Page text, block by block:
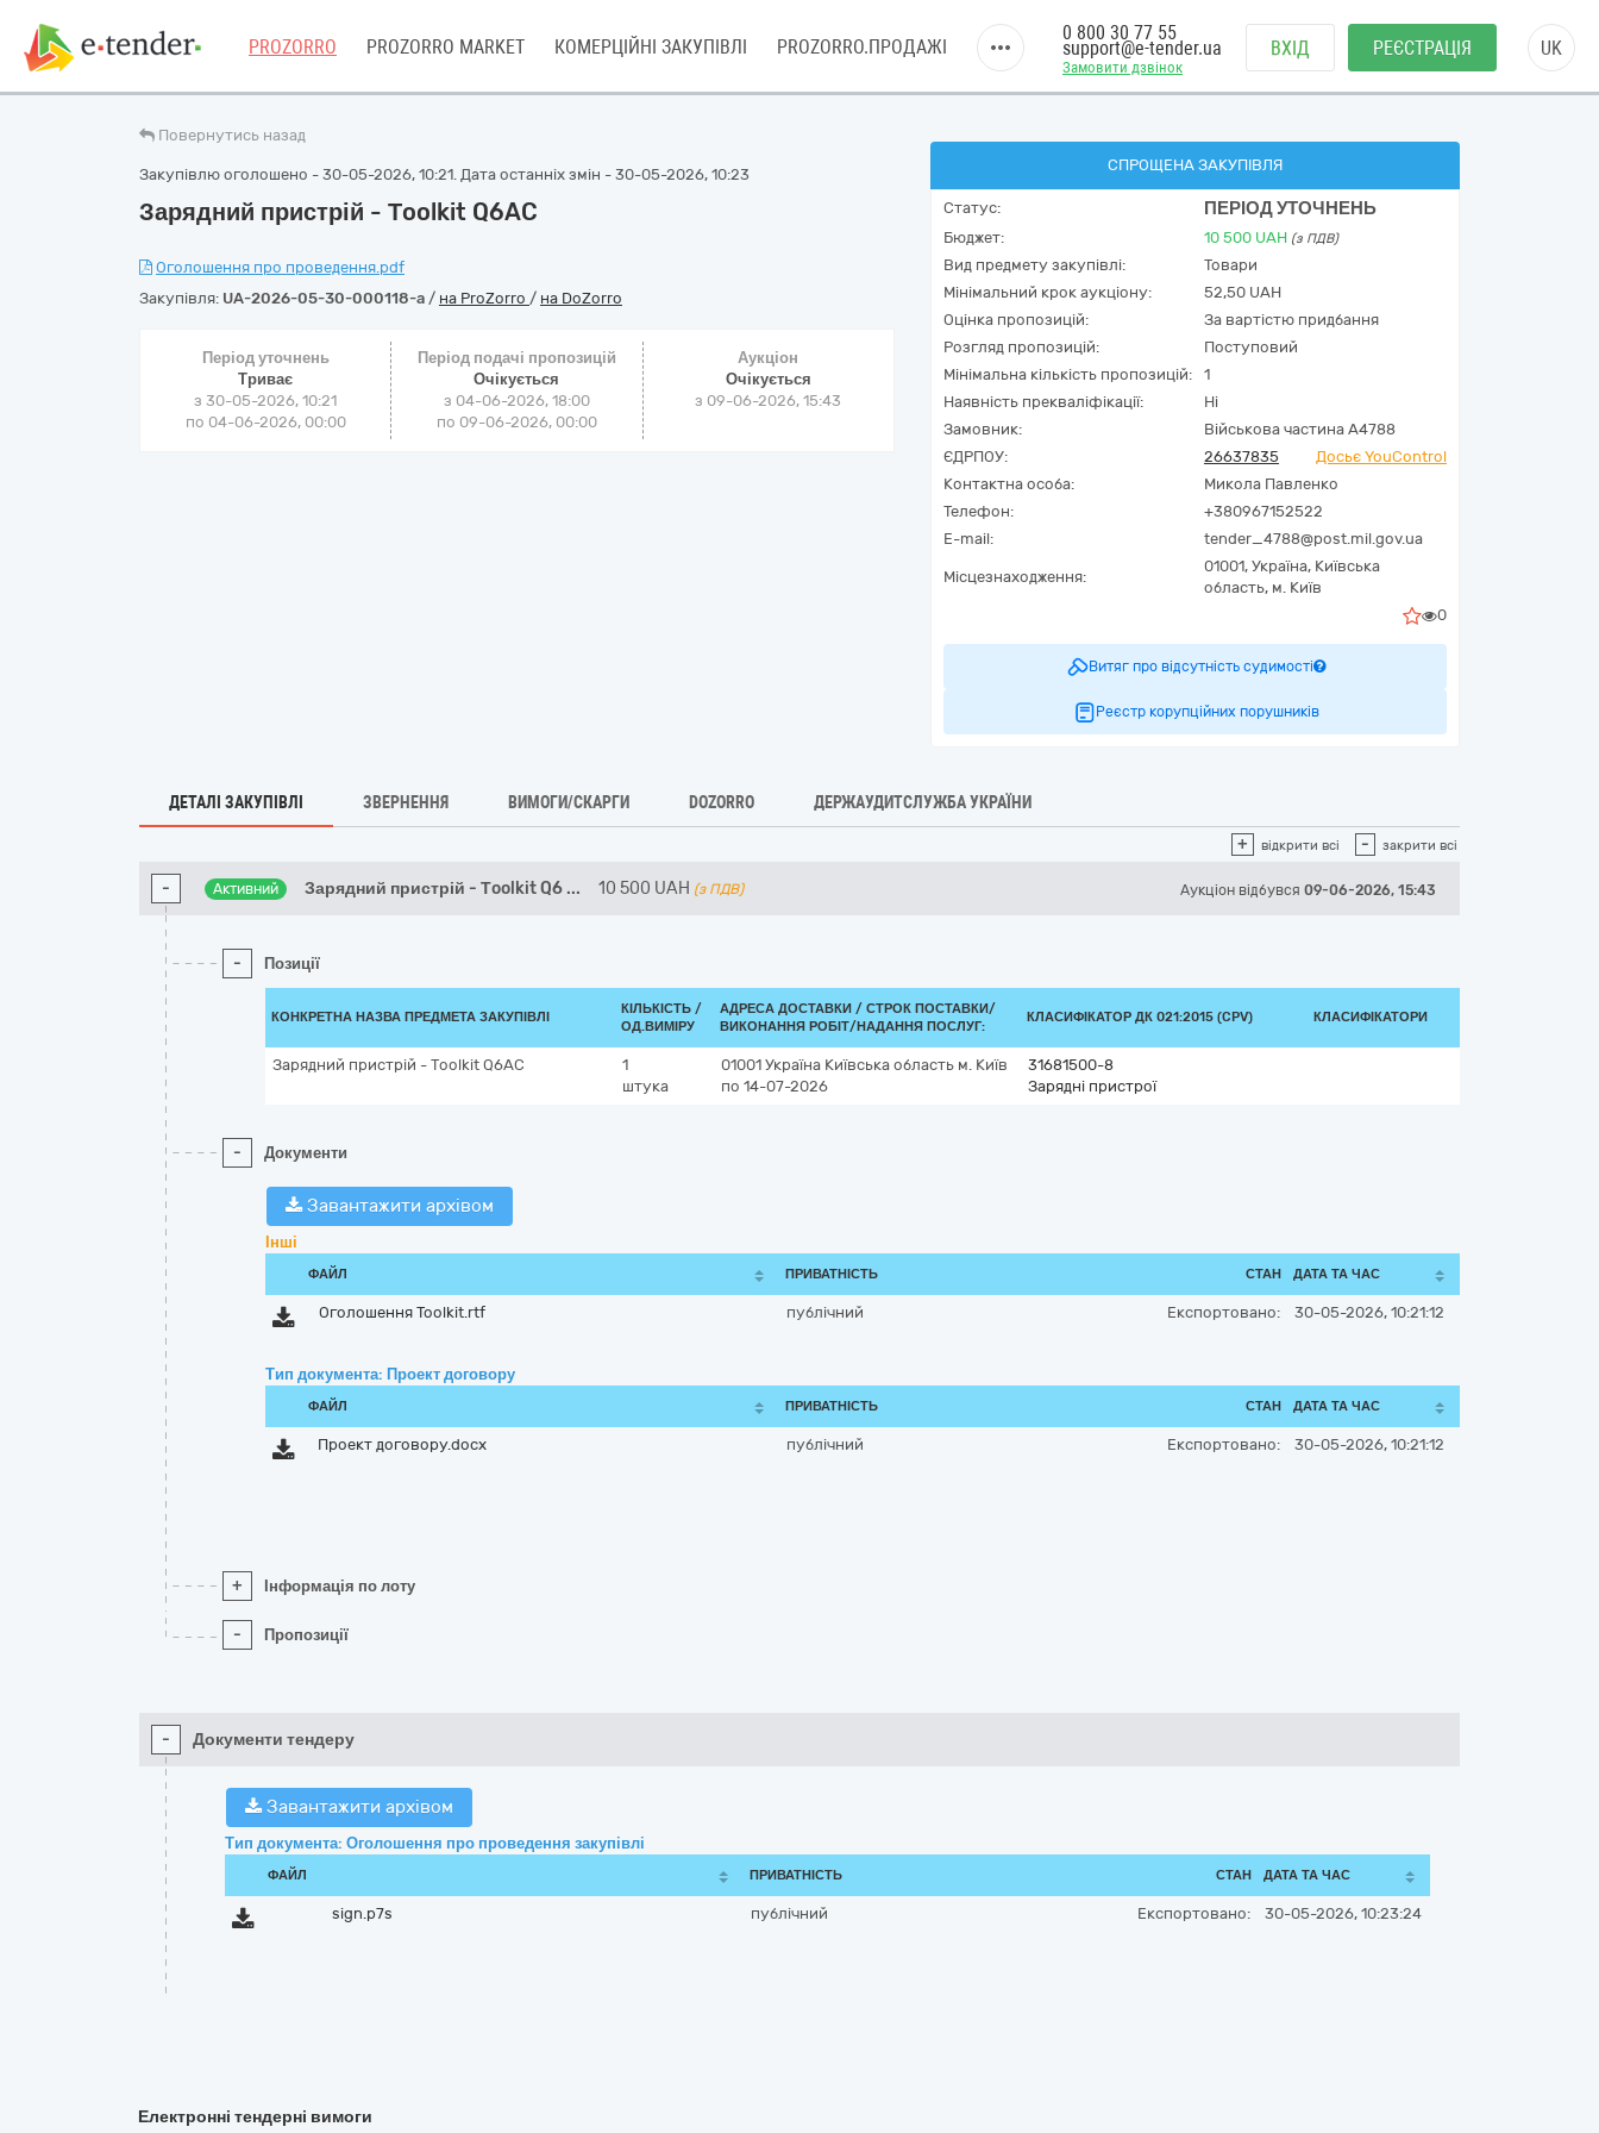
PROZORRO PROZORRO MARKET КОМЕРЦІЙНІ ЗАКУПІВЛІ PROZORRO.ПРОДАЖІ
Замовити дзвінок
0 800 30 77 55
support@e-tender.ua ВХІД РЕЄСТРАЦІЯ UK
Повернутись назад
Закупівлю оголошено - 30-05-2026, 10:21. Дата останніх змін - 30-05-2026, 10:23
Зарядний пристрій - Тoolkit Q6AC
Оголошення про проведення.pdf
Закупівля: UA-2026-05-30-000118-a / на ProZorro / на DoZorro
Період уточнень
Триває
з 30-05-2026, 10:21
по 04-06-2026, 00:00
Період подачі пропозицій
Очікується
з 04-06-2026, 18:00
по 09-06-2026, 00:00
Аукціон
Очікується
з 09-06-2026, 15:43
СПРОЩЕНА ЗАКУПІВЛЯ
Статус: ПЕРІОД УТОЧНЕНЬ
Бюджет: 10 500 UAH (з ПДВ)
Вид предмету закупівлі:
Товари
Мінімальний крок аукціону:
52,50 UAH
Оцінка пропозицій:
За вартістю придбання
Розгляд пропозицій:
Поступовий
Мінімальна кількість пропозицій:
1
Наявність прекваліфікації:
Ні
Замовник:
Військова частина А4788
ЄДРПОУ:
26637835
Досьє YouControl
Контактна особа:
Микола Павленко
Телефон:
+380967152522
E-mail:
tender_4788@post.mil.gov.ua
Місцезнаходження:
01001, Україна, Київська
область, м. Київ
0
Витяг про відсутність судимості
Реєстр корупційних порушників
ДЕТАЛІ ЗАКУПІВЛІ ЗВЕРНЕННЯ ВИМОГИ/СКАРГИ DOZORRO ДЕРЖАУДИТСЛУЖБА УКРАЇНИ
+ відкрити всі - закрити всі
- Активний Зарядний пристрій - Тoolkit Q6 ... 10 500 UAH (з ПДВ) Аукціон відбувся 09-06-2026, 15:43
- Позиції
КОНКРЕТНА НАЗВА ПРЕДМЕТА ЗАКУПІВЛІ
КІЛЬКІСТЬ /
ОД.ВИМІРУ
АДРЕСА ДОСТАВКИ / СТРОК ПОСТАВКИ/
ВИКОНАННЯ РОБІТ/НАДАННЯ ПОСЛУГ:
КЛАСИФІКАТОР ДК 021:2015 (CPV) КЛАСИФІКАТОРИ
Зарядний пристрій - Тoolkit Q6AC
1
штука
01001 Україна Київська область м. Київ
по 14-07-2026
31681500-8
Зарядні пристрої
- Документи
Завантажити архівом
Інші
ФАЙЛ ПРИВАТНІСТЬ СТАН ДАТА ТА ЧАС
Оголошення Toolkit.rtf публічний Експортовано: 30-05-2026, 10:21:12
Тип документа: Проект договору
ФАЙЛ ПРИВАТНІСТЬ СТАН ДАТА ТА ЧАС
Проект договору.docx публічний Експортовано: 30-05-2026, 10:21:12
+ Інформація по лоту
- Пропозиції
- Документи тендеру
Завантажити архівом
Тип документа: Оголошення про проведення закупівлі
ФАЙЛ ПРИВАТНІСТЬ СТАН ДАТА ТА ЧАС
sign.p7s публічний Експортовано: 30-05-2026, 10:23:24
Електронні тендерні вимоги